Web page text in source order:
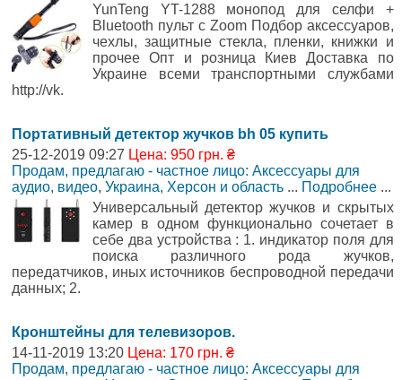
YunTeng YT-1288 монопод для селфи +
Bluetooth пульт с Zoom Подбор аксессуаров,
чехлы, защитные стекла, пленки, книжки и
прочее Опт и розница Киев Доставка по
Украине всеми транспортными службами
http://vk.
Портативный детектор жучков bh 05 купить
25-12-2019 09:27 Цена: 950 грн. ₴
Продам, предлагаю - частное лицо: Аксессуары для
аудио, видео, Украина, Херсон и область ... Подробнее ...
Универсальный детектор жучков и скрытых
камер в одном функционально сочетает в
себе два устройства : 1. индикатор поля для
поиска различного рода жучков,
передатчиков, иных источников беспроводной передачи
данных; 2.
Кронштейны для телевизоров.
14-11-2019 13:20 Цена: 170 грн. ₴
Продам, предлагаю - частное лицо: Аксессуары для